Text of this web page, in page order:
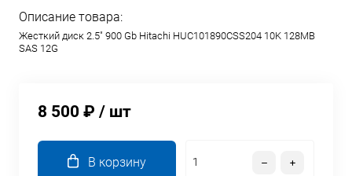
Описание товара:
Жесткий диск 2.5" 900 Gb Hitachi HUC101890CSS204 10K 128MB
SAS 12G
8 500 ₽ / шт
В корзину